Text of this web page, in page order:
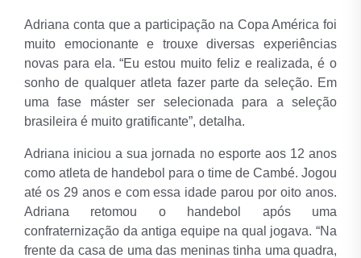
Adriana conta que a participação na Copa América foi
muito emocionante e trouxe diversas experiências
novas para ela. “Eu estou muito feliz e realizada, é o
sonho de qualquer atleta fazer parte da seleção. Em
uma fase máster ser selecionada para a seleção
brasileira é muito gratificante”, detalha.
Adriana iniciou a sua jornada no esporte aos 12 anos
como atleta de handebol para o time de Cambé. Jogou
até os 29 anos e com essa idade parou por oito anos.
Adriana retomou o handebol após uma
confraternização da antiga equipe na qual jogava. “Na
frente da casa de uma das meninas tinha uma quadra,